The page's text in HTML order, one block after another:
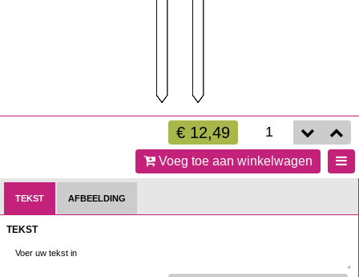
TEKST AFBEELDING
TEKST
€ 12,49
Voeg toe aan winkelwagen